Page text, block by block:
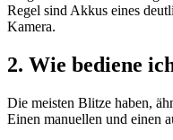
Regel sind Akkus eines
Kamera.
2. Wie bediene
Die meisten Blitze haben,
Einen manuellen und einen